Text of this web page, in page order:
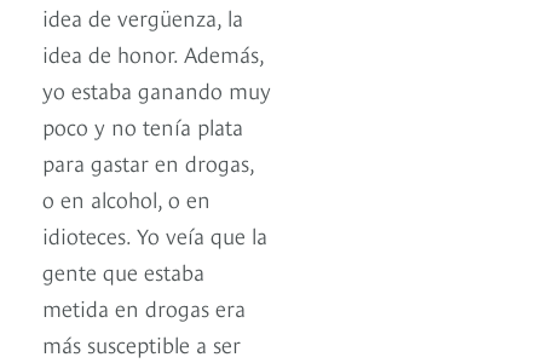
idea de vergüenza, la
idea de honor. Además,
yo estaba ganando muy
poco y no tenía plata
para gastar en drogas,
o en alcohol, o en
idioteces. Yo veía que la
gente que estaba
metida en drogas era
más susceptible a ser